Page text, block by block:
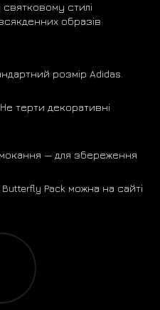
святковому стилі
образів
розмір Adidas.
терти декоративні
— для збереження
Pack можна на сайті